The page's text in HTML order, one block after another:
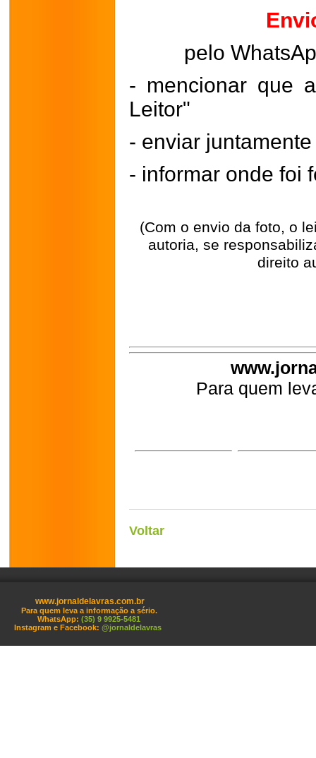
pelo
- mencionar que
Leitor"
- enviar
- informar onde foi
(Com o envio da foto, o
autoria, se
direito
Para quem
Voltar
www.jornaldelavras.com.br
Para quem leva a informação a sério.
WhatsApp: (35) 9 9925-5481
Instagram e Facebook: @jornaldelavras